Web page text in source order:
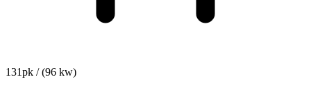
131pk / (96 kw)